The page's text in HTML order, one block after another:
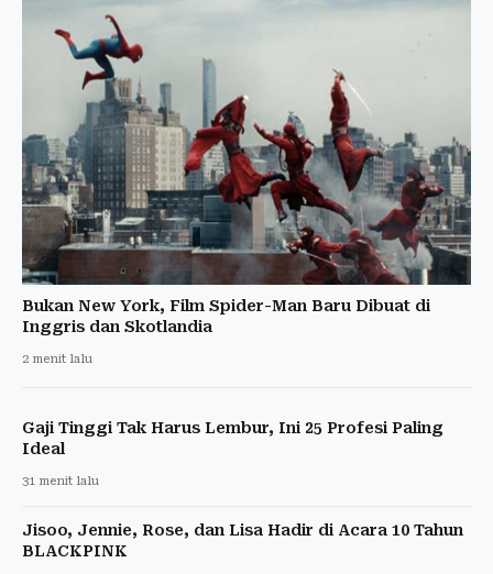
Bukan New York, Film Spider-Man Baru Dibuat di
Inggris dan Skotlandia
2 menit lalu
Gaji Tinggi Tak Harus Lembur, Ini 25 Profesi Paling
Ideal
31 menit lalu
Jisoo, Jennie, Rose, dan Lisa Hadir di Acara 10 Tahun
BLACKPINK